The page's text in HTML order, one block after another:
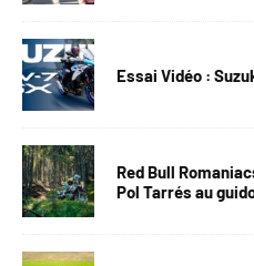
Essai Vidéo :
Red Bull
Pol Tarrés au